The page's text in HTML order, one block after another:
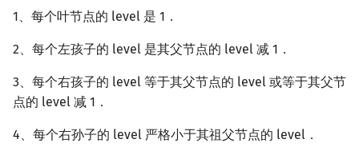
Pell 方程
图上随机游走
1、每个叶节点的 level 是 1．
2、每个左孩子的 level 是其父节点的 level 减 1．
3、每个右孩子的 level 等于其父节点的 level 或等于其父节
点的 level 减 1．
4、每个右孙子的 level 严格小于其祖父节点的 level．